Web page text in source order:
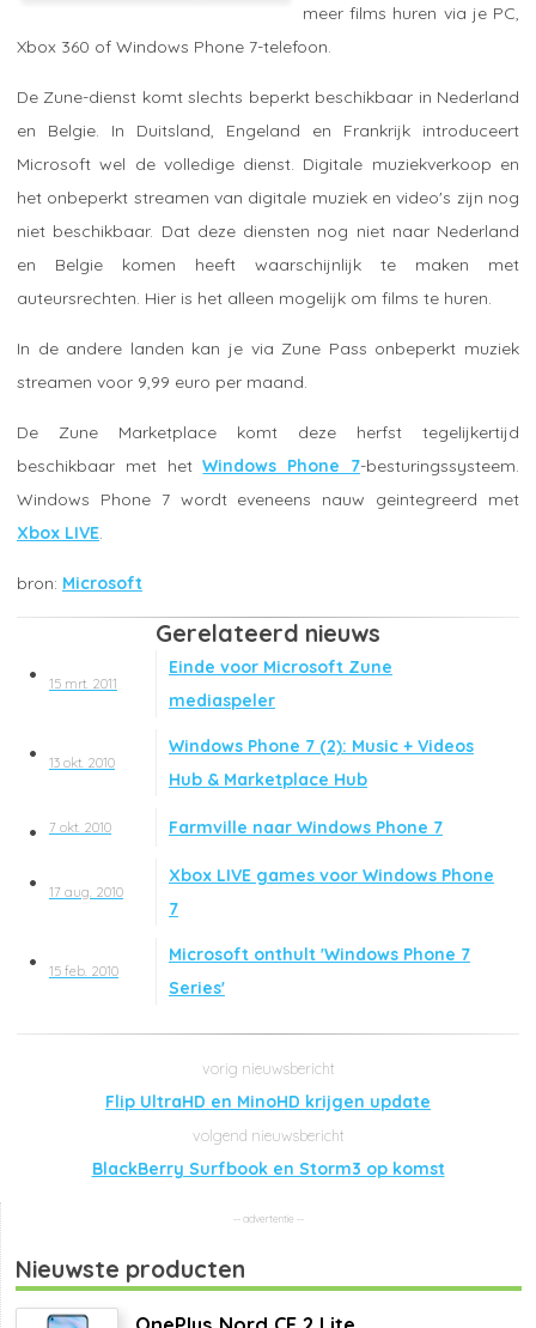
meer films huren via je PC,
Xbox 360 of Windows Phone 7-telefoon.
De Zune-dienst komt slechts beperkt beschikbaar in Nederland
en Belgie. In Duitsland, Engeland en Frankrijk introduceert
Microsoft wel de volledige dienst. Digitale muziekverkoop en
het onbeperkt streamen van digitale muziek en video's zijn nog
niet beschikbaar. Dat deze diensten nog niet naar Nederland
en Belgie komen heeft waarschijnlijk te maken met
auteursrechten. Hier is het alleen mogelijk om films te huren.
In de andere landen kan je via Zune Pass onbeperkt muziek
streamen voor 9,99 euro per maand.
De Zune Marketplace komt deze herfst tegelijkertijd
beschikbaar met hetWindows Phone 7-besturingssysteem.
Windows Phone 7 wordt eveneens nauw geintegreerd met
Xbox LIVE
Microsoft
Gerelateerd nieuws
15 mrt. 2011
Einde voor Microsoft Zune
mediaspeler
13 okt. 2010
Windows Phone 7 (2): Music + Videos
Hub & Marketplace Hub
7 okt. 2010 Farmville naar Windows Phone 7
17 aug. 2010
Xbox LIVE games voor Windows Phone
7
15 feb. 2010
Microsoft onthult 'Windows Phone 7
Series'
Flip UltraHD en MinoHD krijgen update
BlackBerry Surfbook en Storm3 op komst
Nieuwste producten